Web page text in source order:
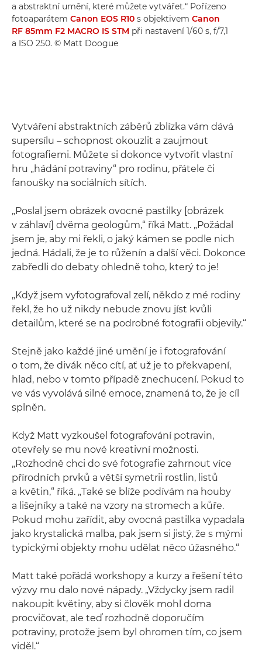
a abstraktní umění, které můžete vytvářet.“ Pořízeno
fotoaparátem Canon EOS R10 s objektivem Canon
RF 85mm F2 MACRO IS STM při nastavení 1/60 s, f/7,1
a ISO 250. © Matt Doogue
Vytváření abstraktních záběrů zblízka vám dává
supersílu – schopnost okouzlit a zaujmout
fotografiemi. Můžete si dokonce vytvořit vlastní
hru „hádání potraviny“ pro rodinu, přátele či
fanoušky na sociálních sítích.
„Poslal jsem obrázek ovocné pastilky [obrázek
v záhlaví] dvěma geologům,“ říká Matt. „Požádal
jsem je, aby mi řekli, o jaký kámen se podle nich
jedná. Hádali, že je to růženín a další věci. Dokonce
zabředli do debaty ohledně toho, který to je!
„Když jsem vyfotografoval zelí, někdo z mé rodiny
řekl, že ho už nikdy nebude znovu jíst kvůli
detailům, které se na podrobné fotografii objevily.“
Stejně jako každé jiné umění je i fotografování
o tom, že divák něco cítí, ať už je to překvapení,
hlad, nebo v tomto případě znechucení. Pokud to
ve vás vyvolává silné emoce, znamená to, že je cíl
splněn.
Když Matt vyzkoušel fotografování potravin,
otevřely se mu nové kreativní možnosti.
„Rozhodně chci do své fotografie zahrnout více
přírodních prvků a větší symetrii rostlin, listů
a květin,“ říká. „Také se blíže podívám na houby
a lišejníky a také na vzory na stromech a kůře.
Pokud mohu zařídit, aby ovocná pastilka vypadala
jako krystalická malba, pak jsem si jistý, že s mými
typickými objekty mohu udělat něco úžasného.“
Matt také pořádá workshopy a kurzy a řešení této
výzvy mu dalo nové nápady. „Vždycky jsem radil
nakoupit květiny, aby si člověk mohl doma
procvičovat, ale teď rozhodně doporučím
potraviny, protože jsem byl ohromen tím, co jsem
viděl.“